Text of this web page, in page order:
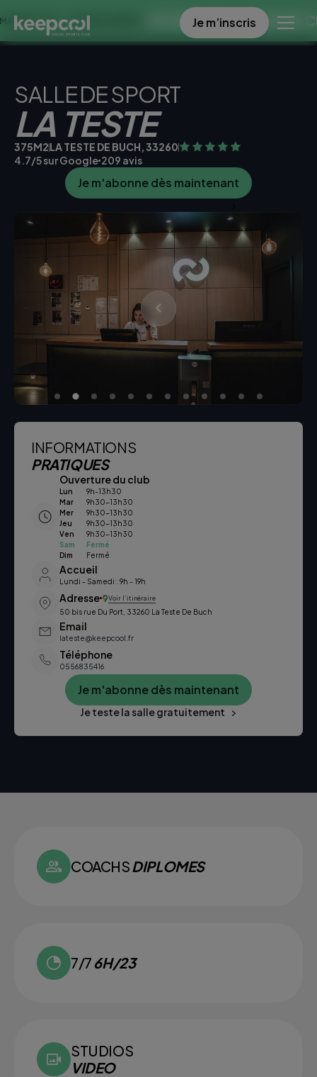
OFFRE LIMITÉE ☀️ OFFRE SPECIALE DANS CE
Je m’inscris
SALLE DE SPORT
LA TESTE
375M2LA TESTE DE BUCH, 33260
4.7/5 sur Google 209 avis
Je m'abonne dès maintenant
INFORMATIONS
PRATIQUES
Ouverture du club
Lun
9h-13h30
Mar
9h30-13h30
Mer
9h30-13h30
Jeu
9h30-13h30
Ven
9h30-13h30
Sam
Fermé
Dim
Fermé
Accueil
Lundi - Samedi : 9h - 19h
Adresse Voir l’itinéraire
50 bis rue Du Port, 33260 La Teste De Buch
Email
lateste@keepcool.fr
Téléphone
0556835416
Je m'abonne dès maintenant
Je teste la salle gratuitement
COACHSDIPLOMES
7/7 6H/23
STUDIOS
VIDEO